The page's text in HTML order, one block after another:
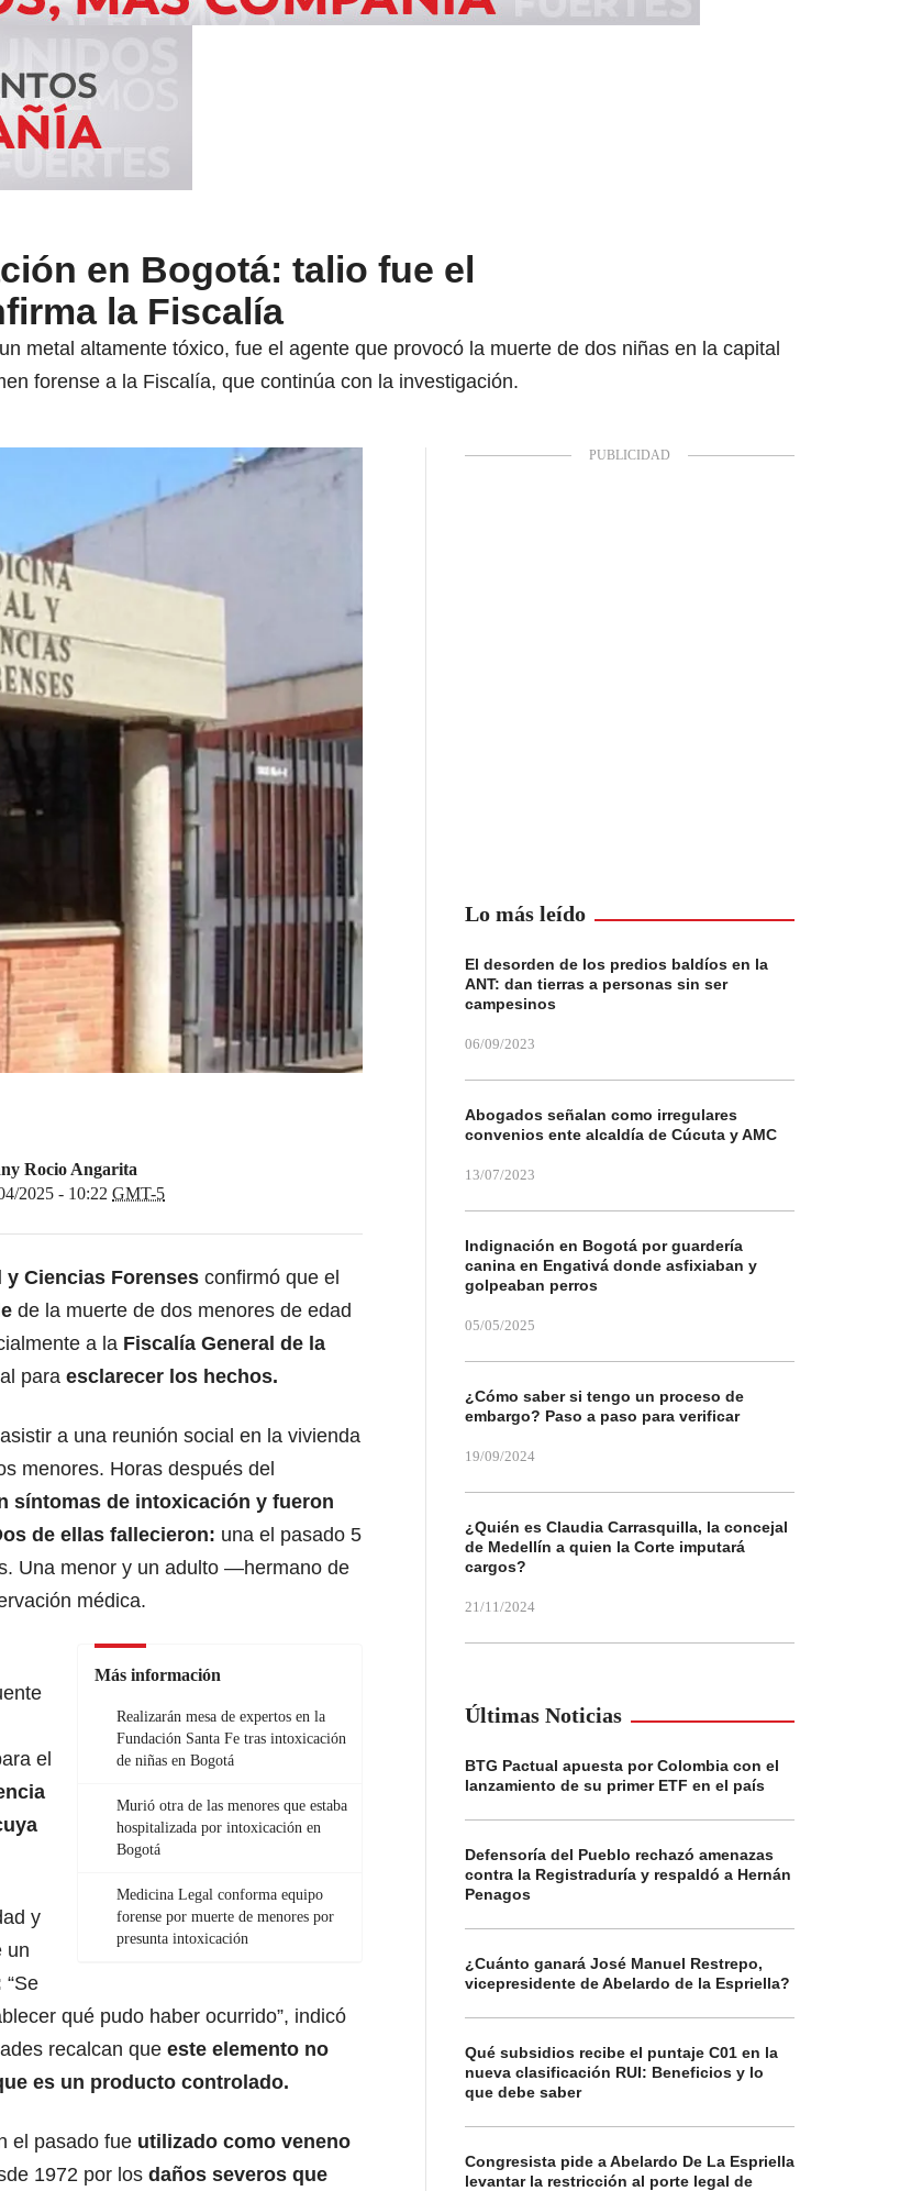
en Bogotá: talio fue el
la Fiscalía
metal altamente tóxico, fue el agente que provocó la muerte de dos niñas en la capital
forense a la Fiscalía, que continúa con la investigación.
Rocio Angarita
2025 - 10:22 GMT-5
Ciencias Forenses confirmó que el
de la muerte de dos menores de edad
a la Fiscalía General de la
para esclarecer los hechos.
a una reunión social en la vivienda
menores. Horas después del
síntomas de intoxicación y fueron
de ellas fallecieron: una el pasado 5
Una menor y un adulto —hermano de
médica.
Más información
Realizarán mesa de expertos en la
Fundación Santa Fe tras intoxicación
de niñas en Bogotá
Murió otra de las menores que estaba
hospitalizada por intoxicación en
Bogotá
Medicina Legal conforma equipo
forense por muerte de menores por
presunta intoxicación
el
y
un
“Se
qué pudo haber ocurrido”, indicó
recalcan que este elemento no
es un producto controlado.
el pasado fue utilizado como veneno
1972 por los daños severos que
Lo más leído
El desorden de los predios baldíos en la
ANT: dan tierras a personas sin ser
campesinos
06/09/2023
Abogados señalan como irregulares
convenios ente alcaldía de Cúcuta y AMC
13/07/2023
Indignación en Bogotá por guardería
canina en Engativá donde asfixiaban y
golpeaban perros
05/05/2025
¿Cómo saber si tengo un proceso de
embargo? Paso a paso para verificar
19/09/2024
¿Quién es Claudia Carrasquilla, la concejal
de Medellín a quien la Corte imputará
cargos?
21/11/2024
Últimas Noticias
BTG Pactual apuesta por Colombia con el
lanzamiento de su primer ETF en el país
Defensoría del Pueblo rechazó amenazas
contra la Registraduría y respaldó a Hernán
Penagos
¿Cuánto ganará José Manuel Restrepo,
vicepresidente de Abelardo de la Espriella?
Qué subsidios recibe el puntaje C01 en la
nueva clasificación RUI: Beneficios y lo
que debe saber
Congresista pide a Abelardo De La Espriella
levantar la restricción al porte legal de